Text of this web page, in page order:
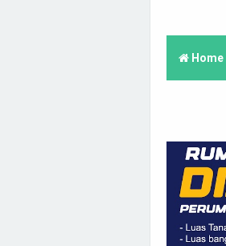
Home